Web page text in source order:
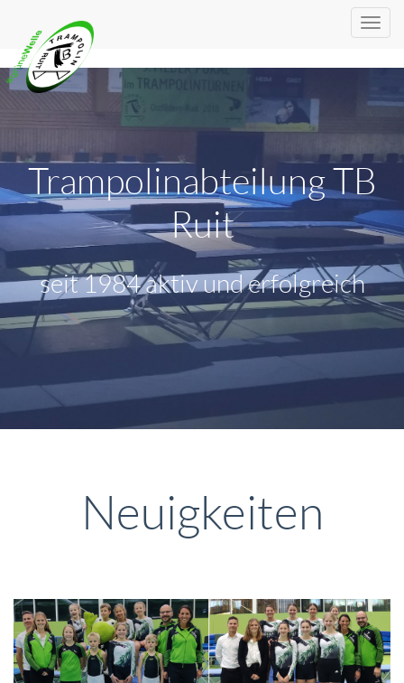
Trampolinabteilung TB
Ruit
seit 1984 aktiv und erfolgreich
Neuigkeiten